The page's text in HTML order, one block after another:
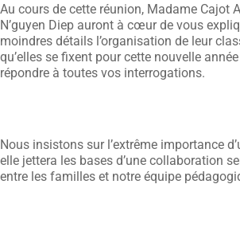
Au cours de cette réunion, Madame Cajot
N’guyen Diep auront à cœur de vous
moindres détails l’organisation de leur
qu’elles se fixent pour cette nouvelle
répondre à toutes vos interrogations.
Nous insistons sur l’extrême importance
elle jettera les bases d’une collaboration
entre les familles et notre équipe